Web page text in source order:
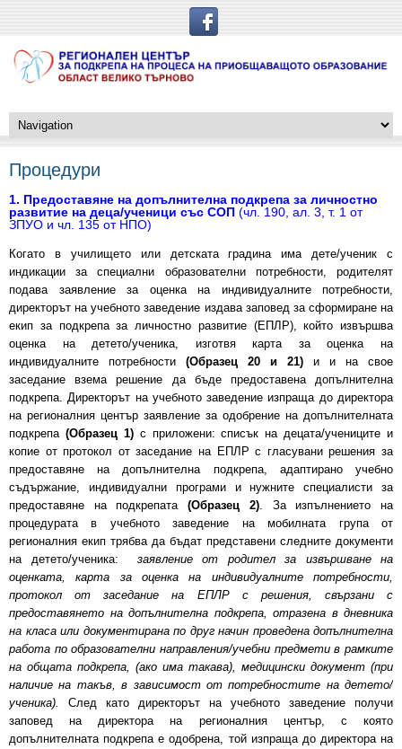
Процедури
1. Предоставяне на допълнителна подкрепа за личностно
развитие на деца/ученици със СОП (чл. 190, ал. 3, т. 1 от
ЗПУО и чл. 135 от НПО)
Когато в училището или детската градина има дете/ученик с
индикации за специални образователни потребности, родителят
подава заявление за оценка на индивидуалните потребности,
директорът на учебното заведение издава заповед за сформиране на
екип за подкрепа за личностно развитие (ЕПЛР), който извършва
оценка на детето/ученика, изготвя карта за оценка на
индивидуалните потребности (Образец 20 и 21) и и на свое
заседание взема решение да бъде предоставена допълнителна
подкрепа. Директорът на учебното заведение изпраща до директора
на регионалния център заявление за одобрение на допълнителната
подкрепа (Образец 1)с приложени: списък на децата/учениците и
копие от протокол от заседание на ЕПЛР с гласувани решения за
предоставяне на допълнителна подкрепа, адаптирано учебно
съдържание, индивидуални програми и нужните специалисти за
предоставяне на подкрепата(Образец 2). За изпълнението на
процедурата в учебното заведение на мобилната група от
регионалния екип трябва да бъдат представени следните документи
на детето/ученика:
заявление от родител за извършване на
оценката, карта за оценка на индивидуалните потребности,
протокол от заседание на ЕПЛР с решения, свързани с
предоставянето на допълнителна подкрепа, отразена в дневника
на класа или документирана по друг начин проведена допълнителна
работа по образователни направления/учебни предмети в рамките
на общата подкрепа, (ако има такава), медицински документ (при
наличие на такъв, в зависимост от потребностите на детето/
ученика). След като директорът на учебното заведение получи
заповед на директора на регионалния център, с която
допълнителната подкрепа е одобрена, той изпраща до директора на